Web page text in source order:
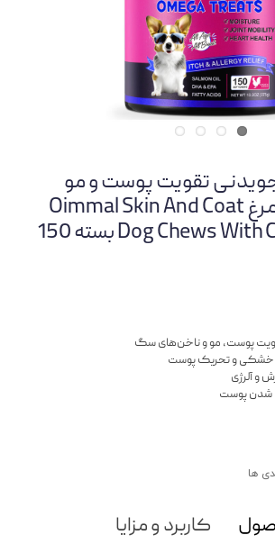
تقویت پوست و مو
اویمال با طعم مرغ Oimmal Skin And Coat
Dog Chews With Chicken Flavor بسته 150
پوست، مو و ناخن‌های سگ
خشکی و تحریک پوست
و آلرژی
شدن پوست
ها
کاربرد و مزایا